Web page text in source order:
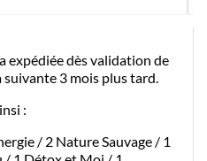
expédiée dès validation de
3 mois plus tard.
:
/ 2 Nature Sauvage / 1